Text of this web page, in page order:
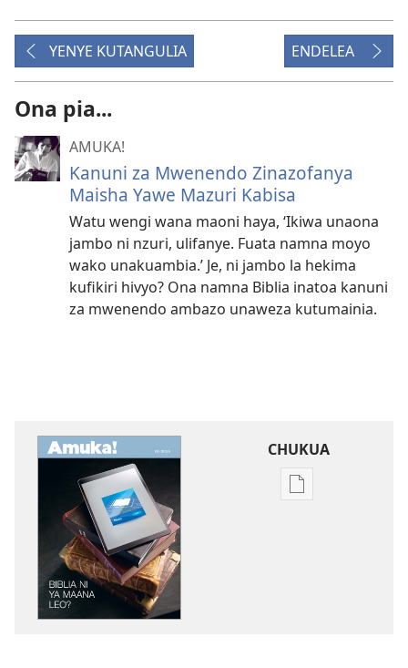
YENYE KUTANGULIA ENDELEA
Ona pia...
AMUKA!
Kanuni za Mwenendo Zinazofanya
Maisha Yawe Mazuri Kabisa
Watu wengi wana maoni haya, ‘Ikiwa unaona
jambo ni nzuri, ulifanye. Fuata namna moyo
wako unakuambia.’ Je, ni jambo la hekima
kufikiri hivyo? Ona namna Biblia inatoa kanuni
za mwenendo ambazo unaweza kutumainia.
CHUKUA
Njia